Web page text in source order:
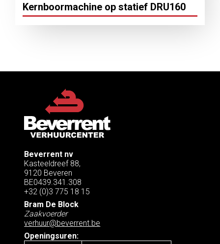
Kernboormachine op statief DRU160
Beverrent nv
Kasteeldreef 88,
9120 Beveren
BE0439.341.308
+32 (0)3 775 18 15
Bram De Block
Zaakvoerder
verhuur@beverrent.be
Openingsuren: